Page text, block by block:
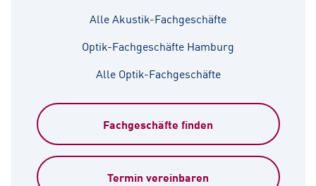
Alle Akustik-Fachgeschäfte
Optik-Fachgeschäfte Hamburg
Alle Optik-Fachgeschäfte
Fachgeschäfte finden
Termin vereinbaren